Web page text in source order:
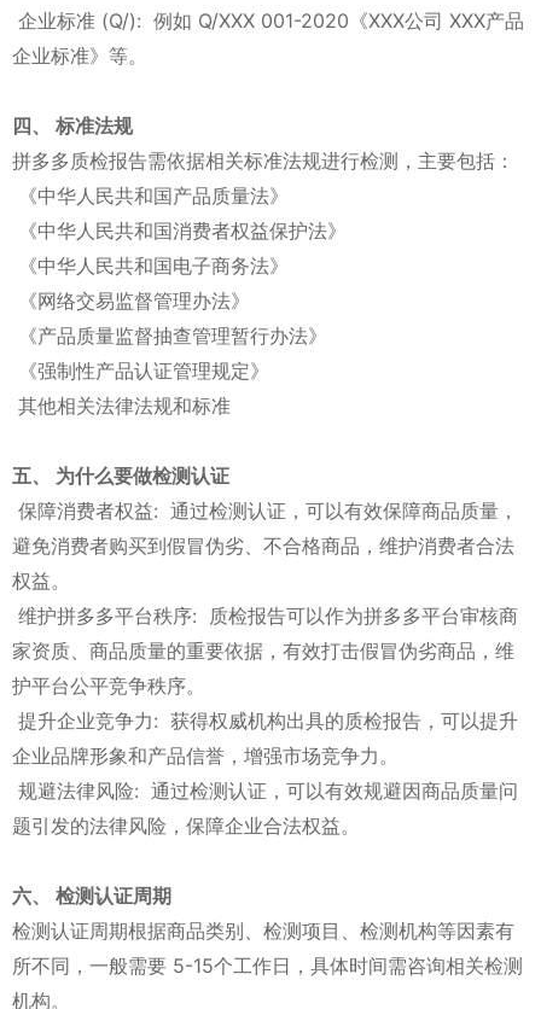
企业标准 (Q/): 例如 Q/XXX 001-2020《XXX公司 XXX产品
企业标准》等。
四、 标准法规
拼多多质检报告需依据相关标准法规进行检测，主要包括：
《中华人民共和国产品质量法》
《中华人民共和国消费者权益保护法》
《中华人民共和国电子商务法》
《网络交易监督管理办法》
《产品质量监督抽查管理暂行办法》
《强制性产品认证管理规定》
其他相关法律法规和标准
五、 为什么要做检测认证
保障消费者权益: 通过检测认证，可以有效保障商品质量，
避免消费者购买到假冒伪劣、不合格商品，维护消费者合法
权益。
维护拼多多平台秩序: 质检报告可以作为拼多多平台审核商
家资质、商品质量的重要依据，有效打击假冒伪劣商品，维
护平台公平竞争秩序。
提升企业竞争力: 获得权威机构出具的质检报告，可以提升
企业品牌形象和产品信誉，增强市场竞争力。
规避法律风险: 通过检测认证，可以有效规避因商品质量问
题引发的法律风险，保障企业合法权益。
六、 检测认证周期
检测认证周期根据商品类别、检测项目、检测机构等因素有
所不同，一般需要 5-15个工作日，具体时间需咨询相关检测
机构。